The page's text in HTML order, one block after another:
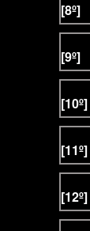
[8º]
[9º]
[10º]
[11º]
[12º]